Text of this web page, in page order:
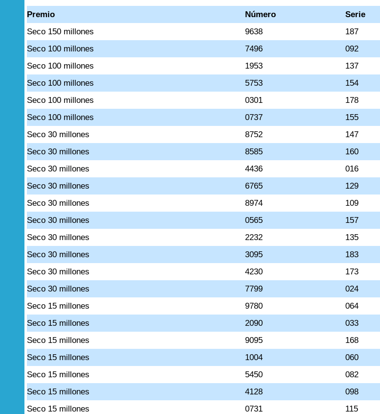
Premio Número
Serie
Seco 150 millones
9638
187
Seco 100 millones
7496
092
Seco 100 millones
1953
137
Seco 100 millones
5753
154
Seco 100 millones
0301
178
Seco 100 millones
0737
155
Seco 30 millones
8752
147
Seco 30 millones
8585
160
Seco 30 millones
4436
016
Seco 30 millones
6765
129
Seco 30 millones
8974
109
Seco 30 millones
0565
157
Seco 30 millones
2232
135
Seco 30 millones
3095
183
Seco 30 millones
4230
173
Seco 30 millones
7799
024
Seco 15 millones
9780
064
Seco 15 millones
2090
033
Seco 15 millones
9095
168
Seco 15 millones
1004
060
Seco 15 millones
5450
082
Seco 15 millones
4128
098
Seco 15 millones
0731
115